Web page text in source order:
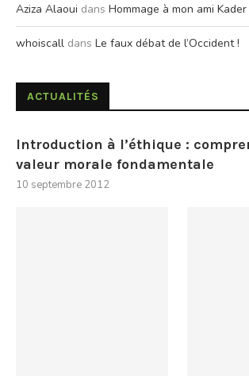
Aziza Alaoui dans Hommage à mon ami Kader
whoiscall dans Le faux débat de l’Occident !
ACTUALITÉS
Introduction à l’éthique :
valeur morale fondamentale
10 septembre 2012